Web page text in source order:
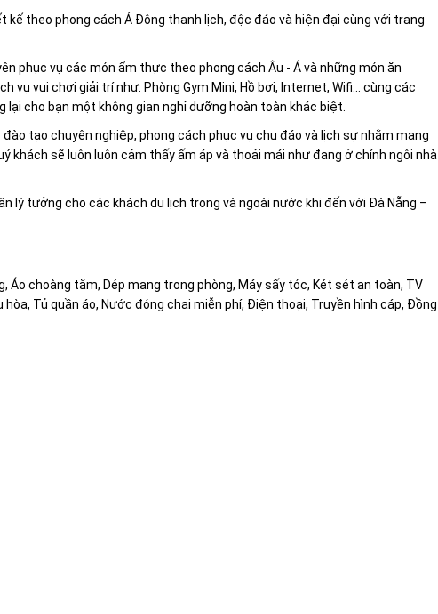
kế theo phong cách Á Đông thanh lịch, độc đáo và hiện đại cùng với trang
phục vụ các món ẩm thực theo phong cách Âu - Á và những món ăn
vụ vui chơi giải trí như: Phòng Gym Mini, Hồ bơi, Internet, Wifi... cùng các
lại cho bạn một không gian nghỉ dưỡng hoàn toàn khác biệt.
tạo chuyên nghiệp, phong cách phục vụ chu đáo và lịch sự nhằm mang
khách sẽ luôn luôn cảm thấy ấm áp và thoải mái như đang ở chính ngôi nhà
lý tưởng cho các khách du lịch trong và ngoài nước khi đến với Đà Nẵng –
Áo choàng tắm, Dép mang trong phòng, Máy sấy tóc, Két sét an toàn, TV
Tủ quần áo, Nước đóng chai miễn phí, Điện thoại, Truyền hình cáp, Đồng